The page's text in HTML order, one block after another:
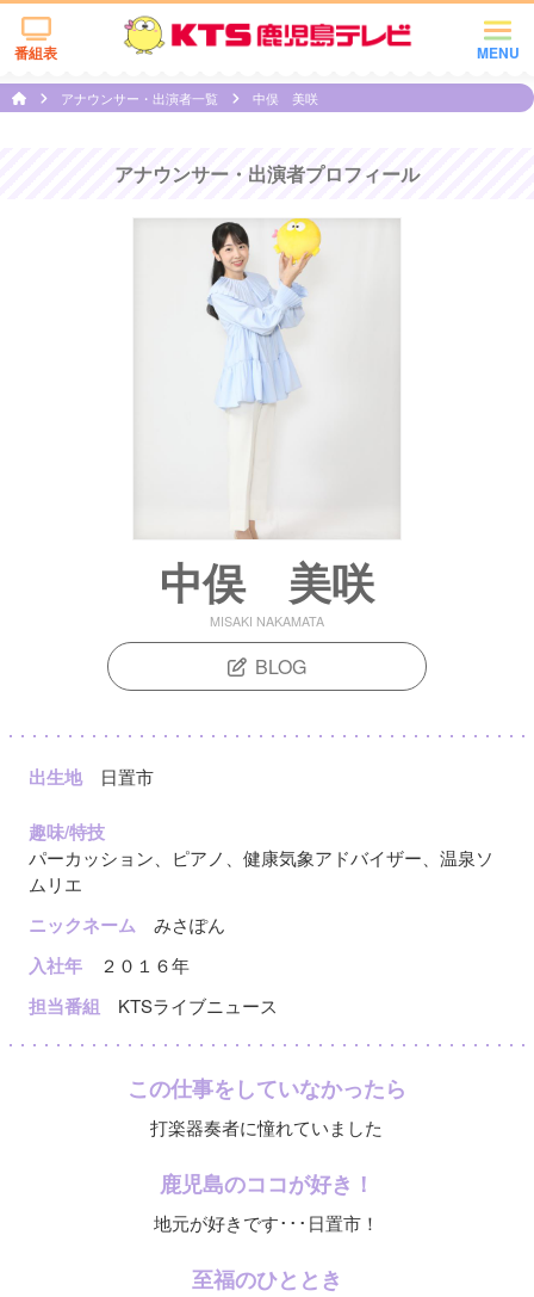
MENU
番組表
アナウンサー・出演者一覧 中俣 美咲
アナウンサー・出演者プロフィール
中俣 美咲
MISAKI NAKAMATA
BLOG
出生地 日置市
趣味/特技
パーカッション、ピアノ、健康気象アドバイザー、温泉ソ
ムリエ
ニックネーム みさぽん
入社年 ２０１６年
担当番組 KTSライブニュース
この仕事をしていなかったら
打楽器奏者に憧れていました
鹿児島のココが好き！
地元が好きです･･･日置市！
至福のひととき